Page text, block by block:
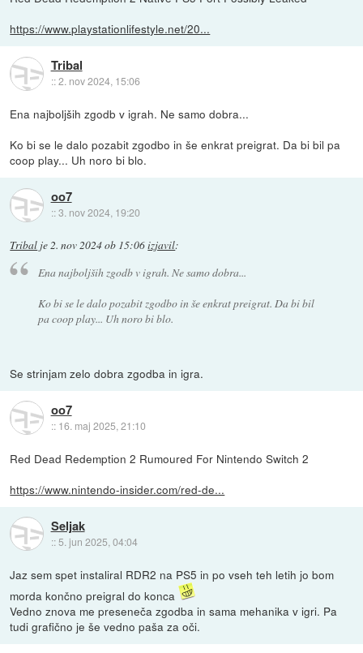
https://www.playstationlifestyle.net/20...
Tribal
::2. nov 2024, 15:06
Ena najboljših zgodb v igrah. Ne samo dobra...
Ko bi se le dalo pozabit zgodbo in še enkrat preigrat. Da bi bil pa
coop play... Uh noro bi blo.
oo7
::3. nov 2024, 19:20
Tribal je2. nov 2024 ob 15:06izjavil:
Ena najboljših zgodb v igrah. Ne samo dobra...
Ko bi se le dalo pozabit zgodbo in še enkrat preigrat. Da bi bil
pa coop play... Uh noro bi blo.
Se strinjam zelo dobra zgodba in igra.
oo7
:: 16. maj 2025, 21:10
Red Dead Redemption 2 Rumoured For Nintendo Switch 2
https://www.nintendo-insider.com/red-de...
Seljak
:: 5. jun 2025, 04:04
Jaz sem spet instaliral RDR2 na PS5 in po vseh teh letih jo bom
morda končno preigral do konca
Vedno znova me preseneča zgodba in sama mehanika v igri. Pa
tudi grafično je še vedno paša za oči.